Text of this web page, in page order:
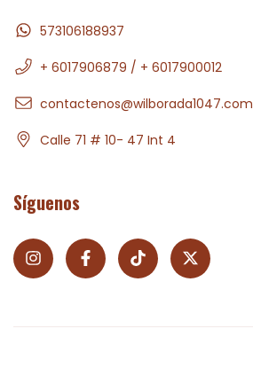
573106188937
+ 6017906879 / + 6017900012
contactenos@wilborada1047.com
Calle 71 # 10- 47 Int 4
Síguenos